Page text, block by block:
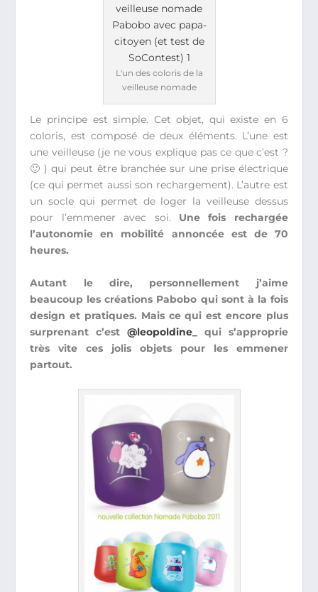
L'un des coloris de la
veilleuse nomade
Le principe est simple. Cet objet, qui existe en 6
coloris, est composé de deux éléments. L’une est
une veilleuse (je ne vous explique pas ce que c’est ?
🙂 ) qui peut être branchée sur une prise électrique
(ce qui permet aussi son rechargement). L’autre est
un socle qui permet de loger la veilleuse dessus
pour l’emmener avec soi. Une fois rechargée
l’autonomie en mobilité annoncée est de 70
heures.
Autant le dire, personnellement j’aime
beaucoup les créations Pabobo qui sont à la fois
design et pratiques. Mais ce qui est encore plus
surprenant c’est @leopoldine_
qui s’approprie
très vite ces jolis objets pour les emmener
partout.